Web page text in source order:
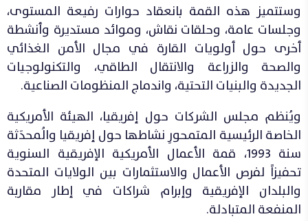
وستتميز هذه القمة بانعقاد حوارات رفيعة المستوى،
وجلسات عامة، وحلقات نقاش، وموائد مستديرة وأنشطة
أخرى حول أولويات القارة في مجال الأمن الغذائي
والصحة والزراعة والانتقال الطاقي، والتكنولوجيات
الجديدة والبنيات التحتية، واندماج المنظومات الصناعية.
ويُنظم مجلس الشركات حول إفريقيا، الهيئة الأمريكية
الخاصة الرئيسية المتمحورِ نشاطها حول إفريقيا والُمحدَثة
سنة 1993، قمة الأعمال الأمريكية الإفريقية السنوية
تحفيزاً لفرص الأعمال والاستثمارات بين الولايات المتحدة
والبلدان الإفريقية وإبرام شراكات في إطار مقاربة
المنفعة المتبادلة.